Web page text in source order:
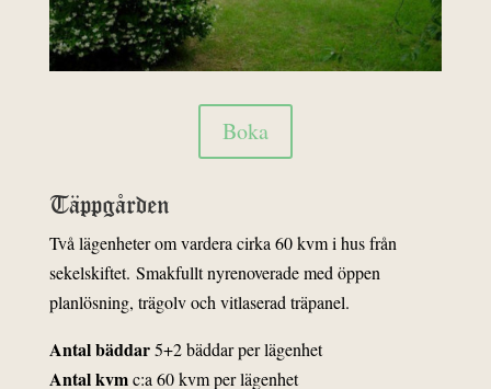
Boka
Täppgården
Två lägenheter om vardera cirka 60 kvm i hus från
sekelskiftet. Smakfullt nyrenoverade med öppen
planlösning, trägolv och vitlaserad träpanel.
Antal bäddar5+2 bäddar per lägenhet
Antal kvmc:a 60 kvm per lägenhet